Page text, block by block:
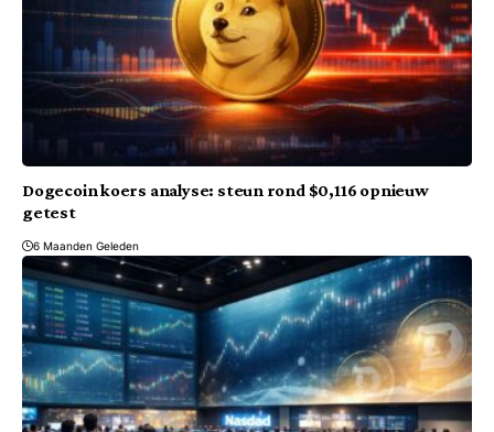
Dogecoin koers analyse: steun rond $0,116 opnieuw
getest
6 Maanden Geleden